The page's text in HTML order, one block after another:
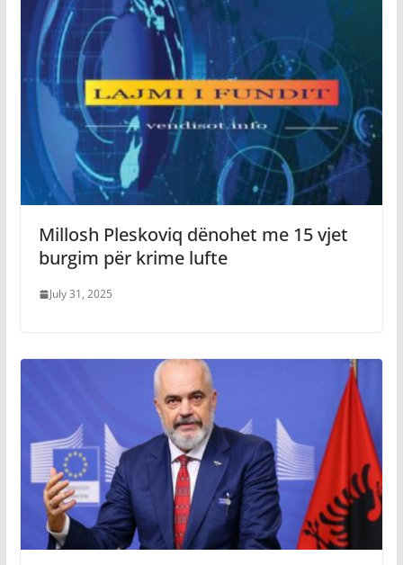
Millosh Pleskoviq dënohet me 15 vjet
burgim për krime lufte
July 31, 2025